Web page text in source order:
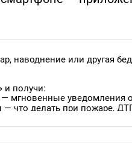
групп вне специально
и друг о друге
наводнение или другая
и получи:
мгновенные уведомления
что делать при пожаре,
информация о стихийных